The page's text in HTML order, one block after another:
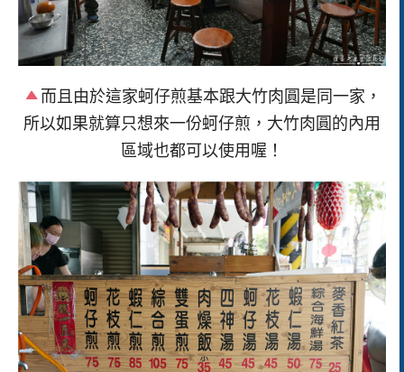
而且由於這家蚵仔煎基本跟大竹肉圓是同一家，
所以如果就算只想來一份蚵仔煎，大竹肉圓的內用
區域也都可以使用喔！